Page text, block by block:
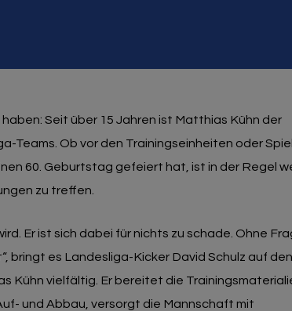
Seit über 15 Jahren ist Matthias Kühn der
Teams. Ob vor den Trainingseinheiten oder
60. Geburtstag gefeiert hat, ist in der Regel
zu treffen.
Er ist sich dabei für nichts zu schade. Ohne
bringt es Landesliga-Kicker David Schulz auf den
Kühn vielfältig. Er bereitet die
und Abbau, versorgt die Mannschaft mit